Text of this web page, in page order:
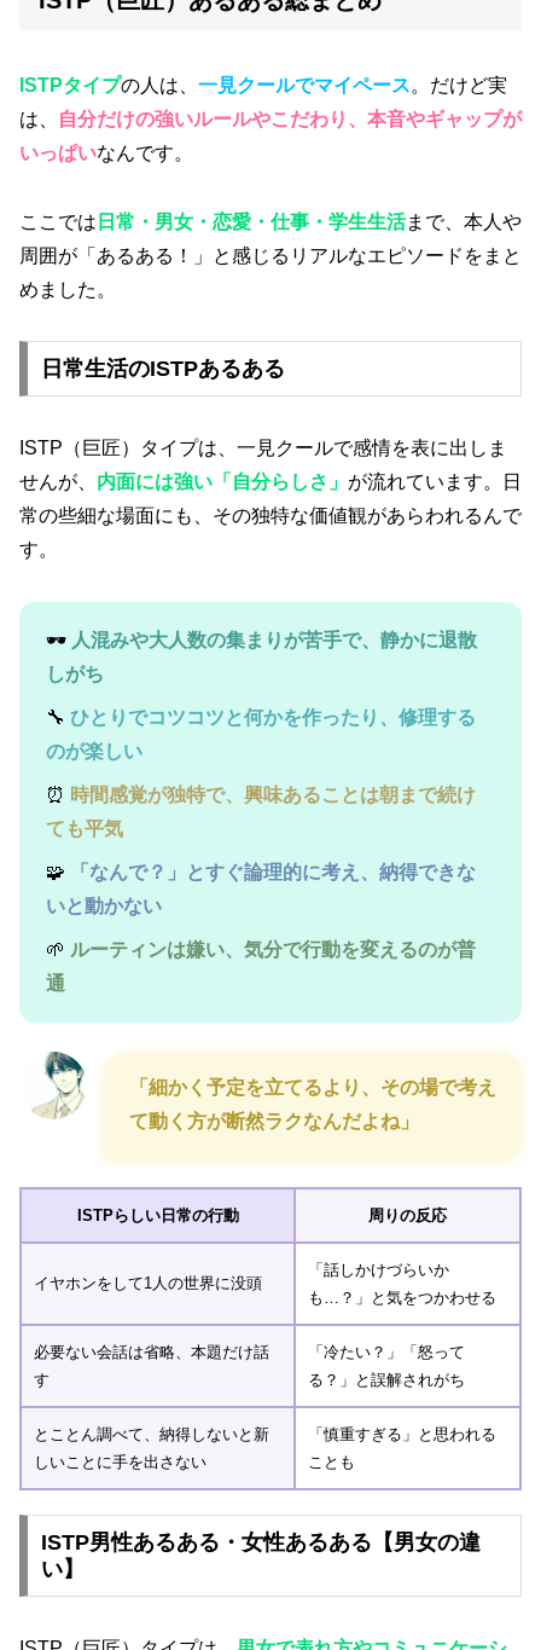
ISTPタイプの人は、 一見クールでマイペース。だけど実
は、
自分だけの強いルールやこだわり、本音やギャップが
いっぱいなんです。
ここでは 日常・男女・恋愛・仕事・学生生活まで、本人や
周囲が「あるある！」と感じるリアルなエピソードをまと
めました。
日常生活のISTPあるある
ISTP（巨匠）タイプは、一見クールで感情を表に出しま
せんが、 内面には強い「自分らしさ」 が流れています。日
常の些細な場面にも、その独特な価値観があらわれるんで
す。
🕶️ 人混みや大人数の集まりが苦手で、静かに退散
しがち
🔧ひとりでコツコツと何かを作ったり、修理する
のが楽しい
⏰ 時間感覚が独特で、興味あることは朝まで続け
ても平気
🧩
「なんで？」とすぐ論理的に考え、納得できな
いと動かない
🌱 ルーティンは嫌い、気分で行動を変えるのが普
通
「細かく予定を立てるより、その場で考え
て動く方が断然ラクなんだよね」
ISTPらしい日常の行動 周りの反応
イヤホンをして1人の世界に没頭
「話しかけづらいか
も…？」と気をつかわせる
必要ない会話は省略、本題だけ話
す
「冷たい？」「怒って
る？」と誤解されがち
とことん調べて、納得しないと新
しいことに手を出さない
「慎重すぎる」と思われる
ことも
ISTP男性あるある・女性あるある【男女の違
い】